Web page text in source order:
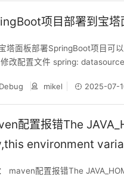
项目部署到宝塔
塔面板部署SpringBoot项目可
改配置文件 spring:
Debug
mikel 2025-07-
配置报错The
environment
pr-CSDN博客
maven配置报错The